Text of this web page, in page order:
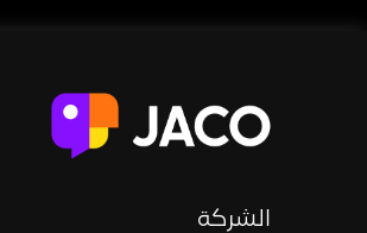
الشركة